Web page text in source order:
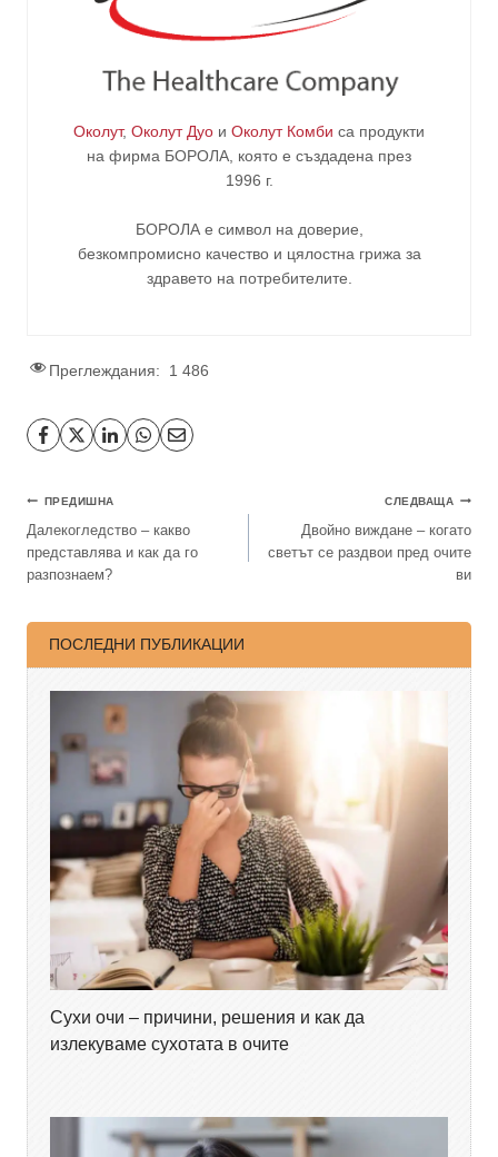
Околут, Околут Дуо и Околут Комби са продукти
на фирма БОРОЛА , която е създадена през
1996 г.
БОРОЛА е символ на доверие,
безкомпромисно качество и цялостна грижа за
здравето на потребителите
Преглеждания: 1 486
ПРЕДИШНА
Далекогледство – какво
представлява и как да го
разпознаем?
СЛЕДВАЩА
Двойно виждане – когато
светът се раздвои пред очите
ви
ПОСЛЕДНИ ПУБЛИКАЦИИ
Сухи очи – причини, решения и как да
излекуваме сухотата в очите